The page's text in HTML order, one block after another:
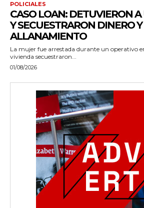
POLICIALES
CASO LOAN: DETUVIERON
Y SECUESTRARON DINERO
ALLANAMIENTO
La mujer fue arrestada durante un operativo
vivienda secuestraron...
01/08/2026